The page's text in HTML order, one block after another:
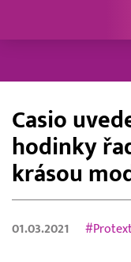
Casio
hodinky
krásou
01.03.2021